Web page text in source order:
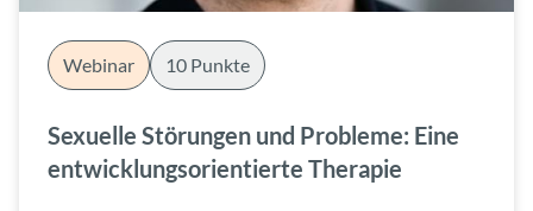
Webinar 10 Punkte
Sexuelle Störungen und Probleme: Eine
entwicklungsorientierte Therapie